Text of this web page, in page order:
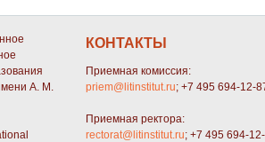
А. М.
КОНТАКТЫ
Приемная комиссия:
priem@litinstitut.ru; +7 495 694-12-
Приемная ректора:
rectorat@litinstitut.ru; +7 495 694-